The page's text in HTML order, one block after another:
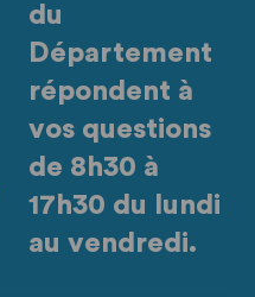
du
Département
répondent à
vos questions
de 8h30 à
17h30 du lundi
au vendredi.